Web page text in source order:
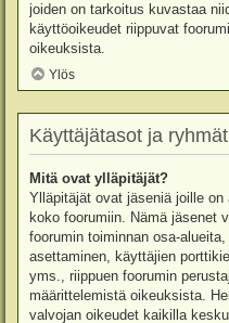
joiden on tarkoitus kuvastaa
käyttöoikeudet riippuvat
oikeuksista.
Ylös
Käyttäjätasot ja ryhmät
Mitä ovat ylläpitäjät?
Ylläpitäjät ovat jäseniä joille
koko foorumiin. Nämä jäsenet
foorumin toiminnan osa-
asettaminen, käyttäjien
yms., riippuen foorumin
määrittelemistä oikeuksista.
valvojan oikeudet kaikilla